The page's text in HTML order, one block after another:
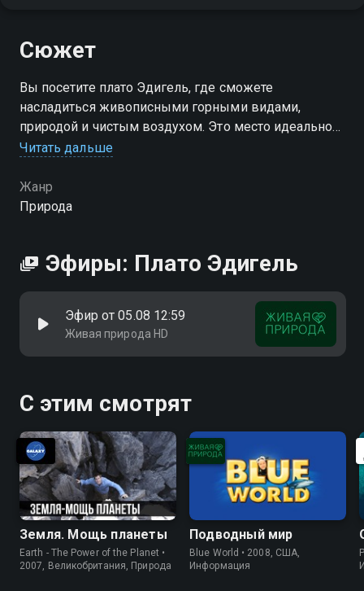
Сюжет
Вы посетите плато Эдигель, где сможете
насладиться живописными горными видами,
природой и чистым воздухом. Это место идеально
подходит для отдыха вдали от городской суеты
Читать дальше
Жанр
Природа
Эфиры: Плато Эдигель
Эфир от 05.08 12:59
Живая природа HD
С этим смотрят
Земля. Мощь планеты
Earth - The Power of the Planet •
2007, Великобритания, Природа
Подводный мир
Blue World • 2008, США,
Информация